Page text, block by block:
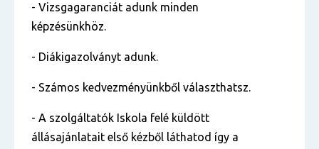
- Vizsgagaranciát adunk minden
képzésünkhöz.
- Diákigazolványt adunk.
- Számos kedvezményünkből választhatsz.
- A szolgáltatók Iskola felé küldött
állásajánlatait első kézből láthatod így a